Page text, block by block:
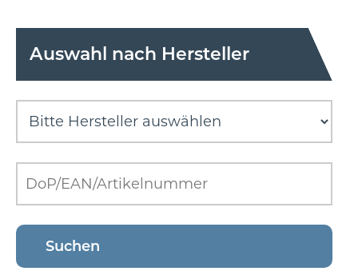
Auswahl nach Hersteller